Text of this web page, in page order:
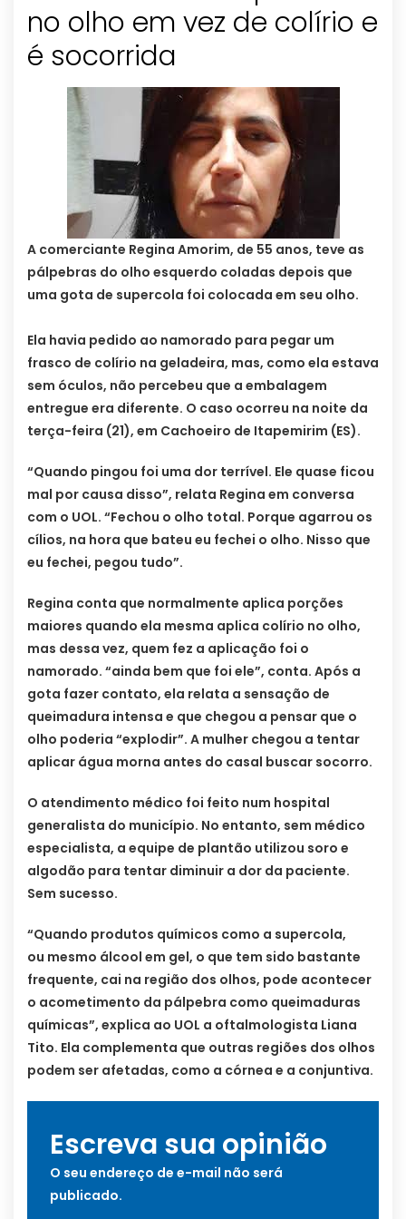
no olho em vez de colírio e
é socorrida
A comerciante Regina Amorim, de 55 anos, teve as
pálpebras do olho esquerdo coladas depois que
uma gota de supercola foi colocada em seu olho.
Ela havia pedido ao namorado para pegar um
frasco de colírio na geladeira, mas, como ela estava
sem óculos, não percebeu que a embalagem
entregue era diferente. O caso ocorreu na noite da
terça-feira (21), em Cachoeiro de Itapemirim (ES).
“Quando pingou foi uma dor terrível. Ele quase ficou
mal por causa disso”, relata Regina em conversa
com o UOL. “Fechou o olho total. Porque agarrou os
cílios, na hora que bateu eu fechei o olho. Nisso que
eu fechei, pegou tudo”.
Regina conta que normalmente aplica porções
maiores quando ela mesma aplica colírio no olho,
mas dessa vez, quem fez a aplicação foi o
namorado. “ainda bem que foi ele”, conta. Após a
gota fazer contato, ela relata a sensação de
queimadura intensa e que chegou a pensar que o
olho poderia “explodir”. A mulher chegou a tentar
aplicar água morna antes do casal buscar socorro.
O atendimento médico foi feito num hospital
generalista do município. No entanto, sem médico
especialista, a equipe de plantão utilizou soro e
algodão para tentar diminuir a dor da paciente.
Sem sucesso.
“Quando produtos químicos como a supercola,
ou mesmo álcool em gel, o que tem sido bastante
frequente, cai na região dos olhos, pode acontecer
o acometimento da pálpebra como queimaduras
químicas”, explica ao UOL a oftalmologista Liana
Tito. Ela complementa que outras regiões dos olhos
podem ser afetadas, como a córnea e a conjuntiva.
Escreva sua opinião
O seu endereço de e-mail não será
publicado.